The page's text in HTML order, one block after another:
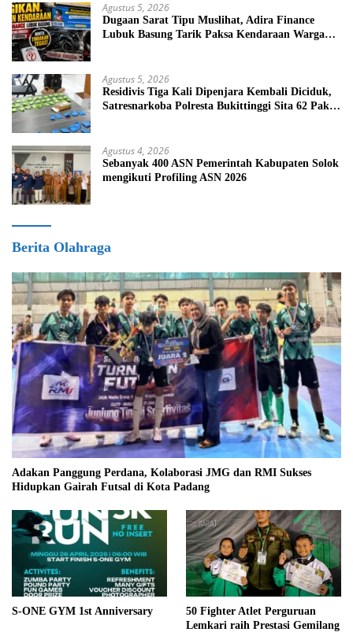
Agustus 5, 2026
Dugaan Sarat Tipu Muslihat, Adira Finance
Lubuk Basung Tarik Paksa Kendaraan Warga
Agustus 5, 2026
Residivis Tiga Kali Dipenjara Kembali Diciduk,
Satresnarkoba Polresta Bukittinggi Sita 62 Paket
Agustus 4, 2026
Sebanyak 400 ASN Pemerintah Kabupaten Solok
mengikuti Profiling ASN 2026
Berita Olahraga
Adakan Panggung Perdana, Kolaborasi JMG dan RMI Sukses
Hidupkan Gairah Futsal di Kota Padang
S-ONE GYM 1st Anniversary
50 Fighter Atlet Perguruan
Lemkari raih Prestasi Gemilang